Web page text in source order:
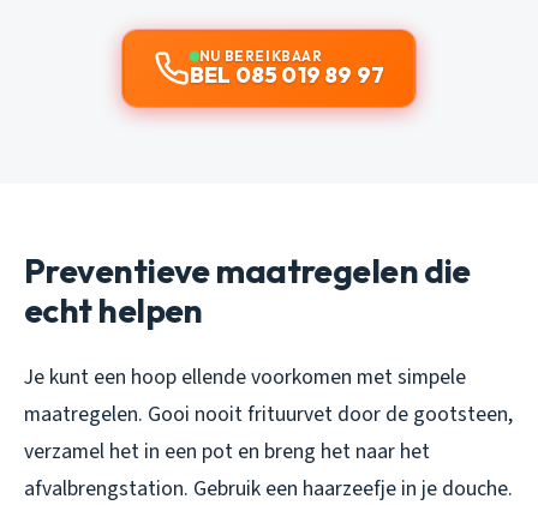
NU BEREIKBAAR
BEL 085 019 89 97
Preventieve maatregelen die
echt helpen
Je kunt een hoop ellende voorkomen met simpele
maatregelen. Gooi nooit frituurvet door de gootsteen,
verzamel het in een pot en breng het naar het
afvalbrengstation. Gebruik een haarzeefje in je douche.